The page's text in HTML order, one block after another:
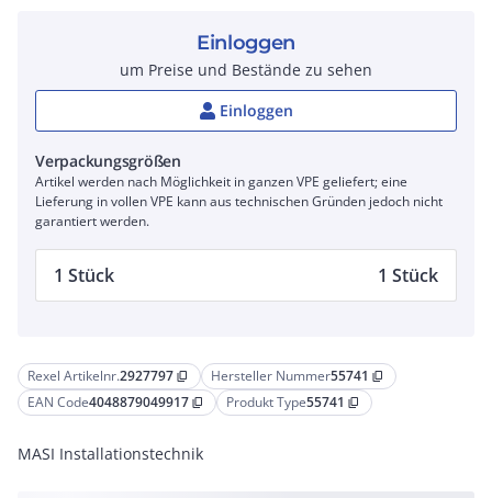
Rexel Artikelnr.2927797 content_copy Hersteller Nummer55741 content_copy
EAN Code4048879049917 content_copy Produkt Type55741 content_copy
MASI Installationstechnik
Einloggen
um Preise und Bestände zu sehen
Einloggen
Verpackungsgrößen
Artikel werden nach Möglichkeit in ganzen VPE geliefert; eine
Lieferung in vollen VPE kann aus technischen Gründen jedoch nicht
garantiert werden.
1 Stück 1 Stück